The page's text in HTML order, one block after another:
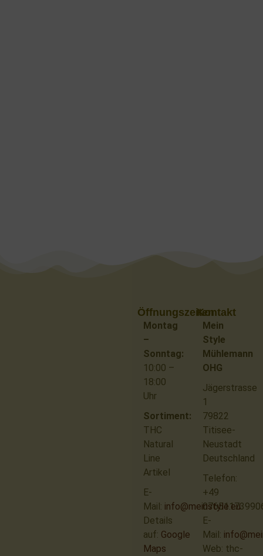
Kontakt
Mein
Style
Mühlemann
OHG
Jägerstrasse
1
79822
Titisee-
Neustadt
Deutschland
Telefon:
+49
E-
Mail:
Web: thc-
Öffnungszeiten
Montag
–
Sonntag:
10:00 –
18:00
Uhr
Sortiment:
THC
Natural
Line
Artikel
E-
Mail: info@meinstyle.eu
Details
auf: Google
Maps